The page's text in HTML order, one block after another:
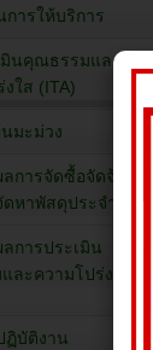
การให้บริการ
มินคุณธรรมและ
ใส (ITA)
มะม่วง
การจัดซื้อจัดจ้าง
หาพัสดุประจำปี
การประเมิน
ะความโปร่งใส
ฏิบัติงาน